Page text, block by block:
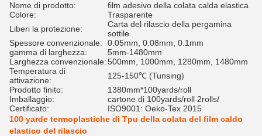
Nome di prodotto:
film adesivo della colata calda elastica
Colore:
Trasparente
Liberi la protezione:
Carta del rilascio della pergamina
sottile
Spessore convenzionale:
0.05mm, 0.08mm, 0.1mm
gamma di larghezza:
5mm-1480mm
Larghezza convenzionale:500mm, 1000mm, 1280mm, 1480mm
Temperatura di
attivazione:
125-150℃ (Tunsing)
Prodotto finito:
1380mm*100yards/roll
Imballaggio:
cartone di 100yards/roll 2rolls/
Certificato:
ISO9001: Oeko-Tex 2015
100 yarde termoplastiche di Tpu della colata del film caldo
elastico del rilascio